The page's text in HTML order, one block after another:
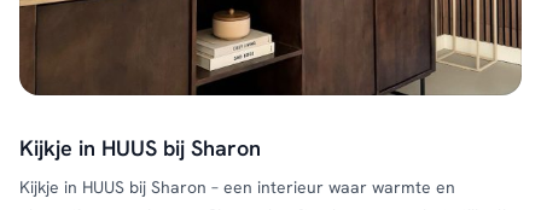
Kijkje in HUUS bij Sharon
Kijkje in HUUS bij Sharon – een interieur waar warmte en